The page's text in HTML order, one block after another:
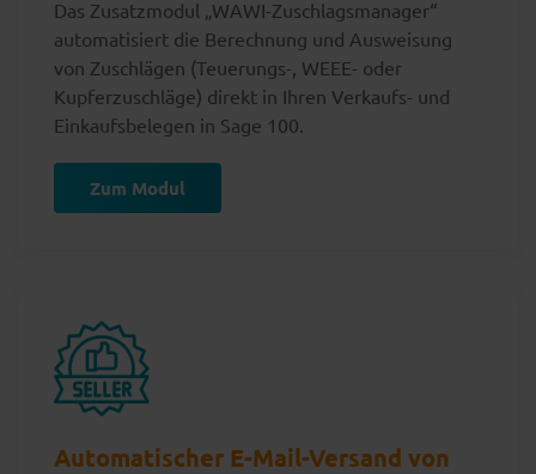
Das Zusatzmodul „WAWI-Zuschlagsmanager“
automatisiert die Berechnung und Ausweisung
von Zuschlägen (Teuerungs-, WEEE- oder
Kupferzuschläge) direkt in Ihren Verkaufs- und
Einkaufsbelegen in Sage 100.
Zum Modul
Automatischer E-Mail-Versand von